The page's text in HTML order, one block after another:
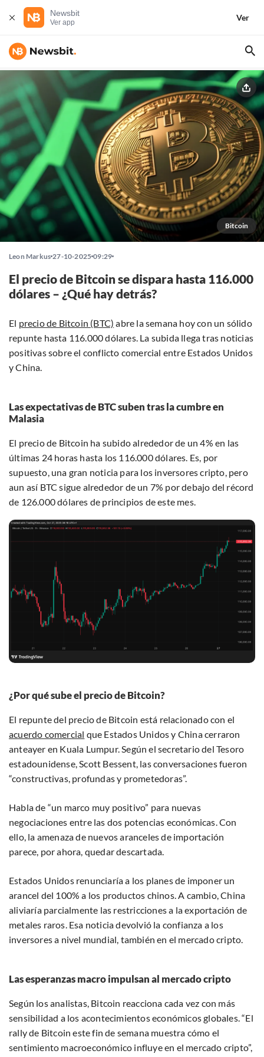
Newsbit
Ver app
Ver
Bitcoin
Leon Markus 27-10-2025 09:29
El precio de Bitcoin se dispara hasta 116.000
dólares – ¿Qué hay detrás?
El precio de Bitcoin (BTC) abre la semana hoy con un sólido
repunte hasta 116.000 dólares. La subida llega tras noticias
positivas sobre el conflicto comercial entre Estados Unidos
y China.
Las expectativas de BTC suben tras la cumbre en
Malasia
El precio de Bitcoin ha subido alrededor de un 4% en las
últimas 24 horas hasta los 116.000 dólares. Es, por
supuesto, una gran noticia para los inversores cripto, pero
aun así BTC sigue alrededor de un 7% por debajo del récord
de 126.000 dólares de principios de este mes.
¿Por qué sube el precio de Bitcoin?
El repunte del precio de Bitcoin está relacionado con el
acuerdo comercial que Estados Unidos y China cerraron
anteayer en Kuala Lumpur. Según el secretario del Tesoro
estadounidense, Scott Bessent, las conversaciones fueron
“constructivas, profundas y prometedoras”.
Habla de “un marco muy positivo” para nuevas
negociaciones entre las dos potencias económicas. Con
ello, la amenaza de nuevos aranceles de importación
parece, por ahora, quedar descartada.
Estados Unidos renunciaría a los planes de imponer un
arancel del 100% a los productos chinos. A cambio, China
aliviaría parcialmente las restricciones a la exportación de
metales raros. Esa noticia devolvió la confianza a los
inversores a nivel mundial, también en el mercado cripto.
Las esperanzas macro impulsan al mercado cripto
Según los analistas, Bitcoin reacciona cada vez con más
sensibilidad a los acontecimientos económicos globales. “El
rally de Bitcoin este fin de semana muestra cómo el
sentimiento macroeconómico influye en el mercado cripto”,